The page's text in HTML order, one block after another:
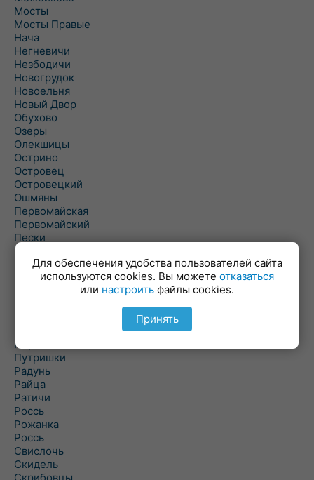
Мосты
Мосты Правые
Нача
Негневичи
Незбодичи
Новогрудок
Новоельня
Новый Двор
Обухово
Озеры
Олекшицы
Острино
Островец
Островецкий
Ошмяны
Первомайская
Первомайский
Пески
Петревичи
Погородно
Пограничный
Подлабенье
Подольцы
Подороск
Поречье
Порозово
Путришки
Радунь
Райца
Ратичи
Роcсь
Рожанка
Россь
Свислочь
Скидель
Для обеспечения удобства пользователей сайта
используются cookies. Вы можете отказаться
или настроить файлы cookies.
Принять